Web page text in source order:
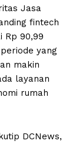
Jasa
fintech
Rp 90,99
yang
makin
layanan
rumah
DCNews,